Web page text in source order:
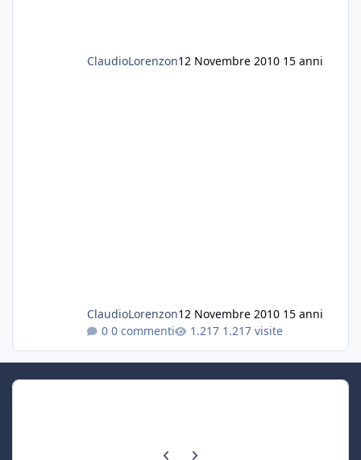
ClaudioLorenzon12 Novembre 2010 15 anni
ClaudioLorenzon12 Novembre 2010 15 anni
0 commenti
1.217 visite
Previous carousel slide
Next carousel slide